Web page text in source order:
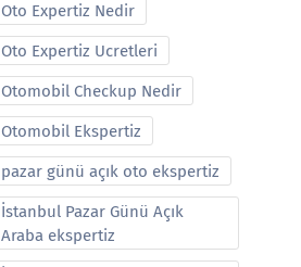
Oto Expertiz Nedir
Oto Expertiz Ucretleri
Otomobil Checkup Nedir
Otomobil Ekspertiz
pazar günü açık oto ekspertiz
İstanbul Pazar Günü Açık
Araba ekspertiz